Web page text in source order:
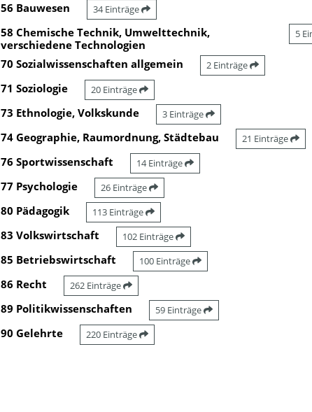
56 Bauwesen 34 Einträge
58 Chemische Technik, Umwelttechnik,
verschiedene Technologien
5
70 Sozialwissenschaften allgemein 2 Einträge
71 Soziologie 20 Einträge
73 Ethnologie, Volkskunde 3 Einträge
74 Geographie, Raumordnung, Städtebau 21 Einträge
76 Sportwissenschaft 14 Einträge
77 Psychologie 26 Einträge
80 Pädagogik 113 Einträge
83 Volkswirtschaft 102 Einträge
85 Betriebswirtschaft 100 Einträge
86 Recht 262 Einträge
89 Politikwissenschaften 59 Einträge
90 Gelehrte 220 Einträge